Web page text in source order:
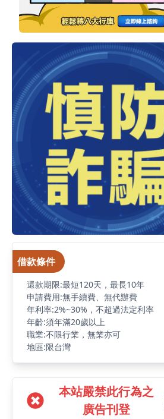
借款條件
還款期限:最短120天，最長10年
申請費用:無手續費、無代辦費
年利率:2%~30%，不超過法定利率
年齡:須年滿20歲以上
職業:不限行業，無業亦可
地區:限台灣
本站嚴禁此行為之
廣告刊登